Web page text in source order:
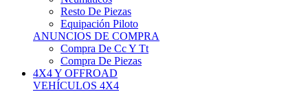
Equipación Piloto
ANUNCIOS DE COMPRA
Compra De Cc Y Tt
Compra De Piezas
4X4 Y OFFROAD
VEHÍCULOS 4X4
Prototipos